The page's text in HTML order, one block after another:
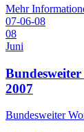
Mehr
07-06-08
08
Juni
2007
Bundesweiter